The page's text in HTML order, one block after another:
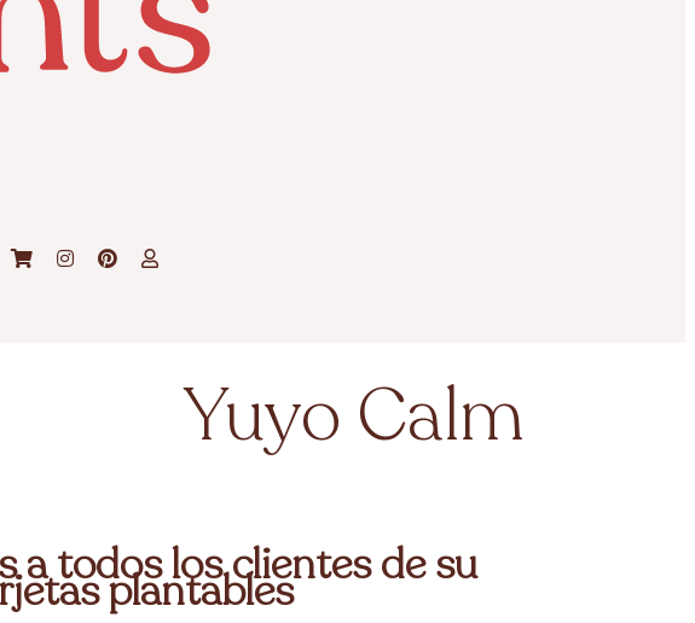
Yuyo Calm
a todos los clientes de su
plantables